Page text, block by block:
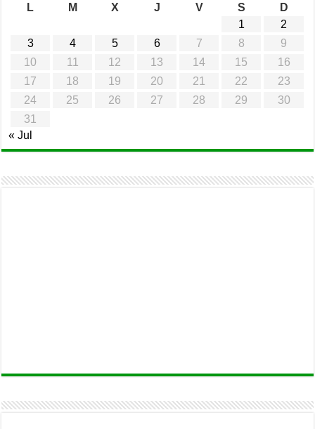
L
M X J V S
D
1
2
3
4 5 6 7 8
9
10
11 12 13 14 15
16
17
18 19 20 21 22
23
24
25 26 27 28 29
30
31
« Jul